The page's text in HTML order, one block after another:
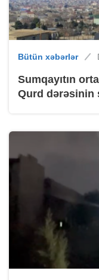
Bütün xəbərlər
Sumqayıtın
Qurd dərəsinin